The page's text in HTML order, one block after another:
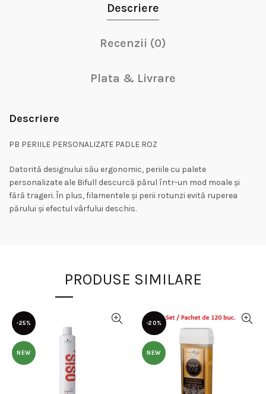
Descriere
Recenzii (0)
Plata & Livrare
Descriere
PB PERIILE PERSONALIZATE PADLE ROZ
Datorită designului său ergonomic, periile cu palete
personalizate ale Bifull descurcă părul într-un mod moale și
fără trageri. În plus, filamentele și perii rotunzi evită ruperea
părului și efectul vârfului deschis.
PRODUSE SIMILARE
-25%
NEW
-20%
NEW